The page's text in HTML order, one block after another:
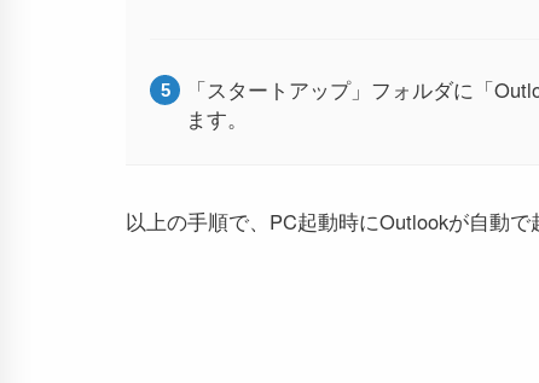
「スタートアップ」フォルダに「
ます。
以上の手順で、PC起動時にOutlookが自動で